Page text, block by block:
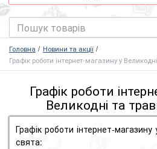
Головна
Новини та акції
Графік роботи інтернет-магазину у
Графік роботи
Великодні та
Графік роботи інтернет-магазину
свята: